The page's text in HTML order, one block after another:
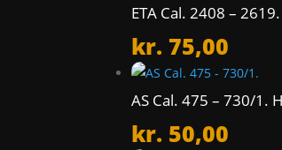
ETA Cal. 2408 –
kr. 75,00
AS Cal. 475 – 730/1.
kr. 50,00